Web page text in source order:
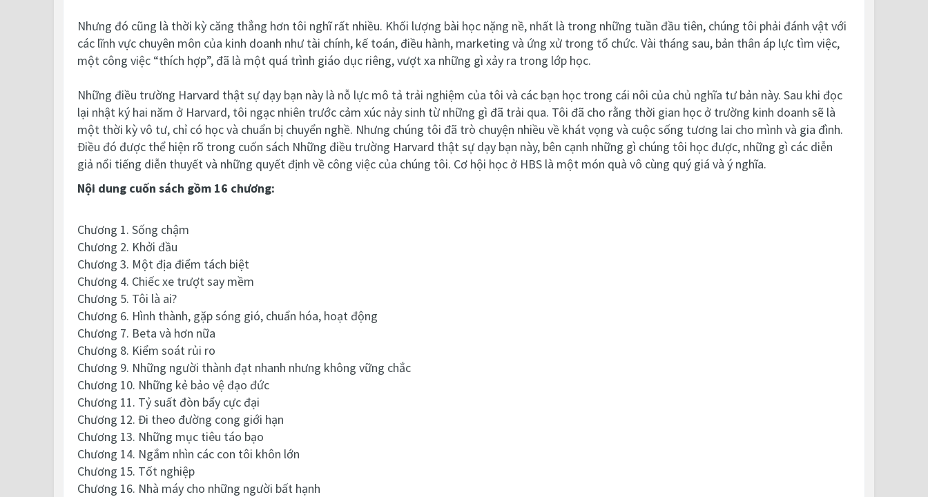
Nhưng đó cũng là thời kỳ căng thẳng hơn tôi nghĩ rất nhiều. Khối lượng bài học nặng nề, nhất là trong những tuần đầu tiên, chúng tôi phải đánh vật với
các lĩnh vực chuyên môn của kinh doanh như tài chính, kế toán, điều hành, marketing và ứng xử trong tổ chức. Vài tháng sau, bản thân áp lực tìm việc,
một công việc “thích hợp”, đã là một quá trình giáo dục riêng, vượt xa những gì xảy ra trong lớp học.
Những điều trường Harvard thật sự dạy bạn này là nỗ lực mô tả trải nghiệm của tôi và các bạn học trong cái nôi của chủ nghĩa tư bản này. Sau khi đọc
lại nhật ký hai năm ở Harvard, tôi ngạc nhiên trước cảm xúc nảy sinh từ những gì đã trải qua. Tôi đã cho rằng thời gian học ở trường kinh doanh sẽ là
một thời kỳ vô tư, chỉ có học và chuẩn bị chuyển nghề. Nhưng chúng tôi đã trò chuyện nhiều về khát vọng và cuộc sống tương lai cho mình và gia đình.
Điều đó được thể hiện rõ trong cuốn sách Những điều trường Harvard thật sự dạy bạn này, bên cạnh những gì chúng tôi học được, những gì các diễn
giả nổi tiếng diễn thuyết và những quyết định về công việc của chúng tôi. Cơ hội học ở HBS là một món quà vô cùng quý giá và ý nghĩa.
Nội dung cuốn sách gồm 16 chương:
Chương 1. Sống chậm
Chương 2. Khởi đầu
Chương 3. Một địa điểm tách biệt
Chương 4. Chiếc xe trượt say mềm
Chương 5. Tôi là ai?
Chương 6. Hình thành, gặp sóng gió, chuẩn hóa, hoạt động
Chương 7. Beta và hơn nữa
Chương 8. Kiểm soát rủi ro
Chương 9. Những người thành đạt nhanh nhưng không vững chắc
Chương 10. Những kẻ bảo vệ đạo đức
Chương 11. Tỷ suất đòn bẩy cực đại
Chương 12. Đi theo đường cong giới hạn
Chương 13. Những mục tiêu táo bạo
Chương 14. Ngắm nhìn các con tôi khôn lớn
Chương 15. Tốt nghiệp
Chương 16. Nhà máy cho những người bất hạnh